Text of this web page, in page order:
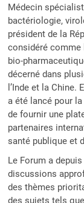
Médecin
bactériologie,
président de la
considéré comme
bio-
décerné dans
l’Inde et la Chine.
a été lancé pour
de fournir une
partenaires
santé publique et
Le Forum a
discussions
des thèmes
des sujets tels